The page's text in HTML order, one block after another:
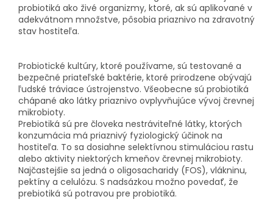
probiotiká ako živé organizmy, ktoré, ak sú aplikované v
adekvátnom množstve, pôsobia priaznivo na zdravotný
stav hostiteľa.
Probiotické kultúry, ktoré používame, sú testované a
bezpečné priateľské baktérie, ktoré prirodzene obývajú
ľudské tráviace ústrojenstvo. Všeobecne sú probiotiká
chápané ako látky priaznivo ovplyvňujúce vývoj črevnej
mikrobioty.
Prebiotiká sú pre človeka nestráviteľné látky, ktorých
konzumácia má priaznivý fyziologický účinok na
hostiteľa. To sa dosiahne selektívnou stimuláciou rastu
alebo aktivity niektorých kmeňov črevnej mikrobioty.
Najčastejšie sa jedná o oligosacharidy (FOS), vlákninu,
pektíny a celulózu. S nadsázkou možno povedať, že
prebiotiká sú potravou pre probiotiká.